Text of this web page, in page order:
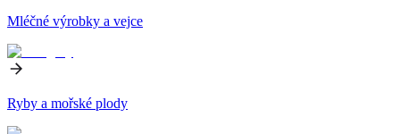
Mléčné výrobky a vejce
Ryby a mořské plody